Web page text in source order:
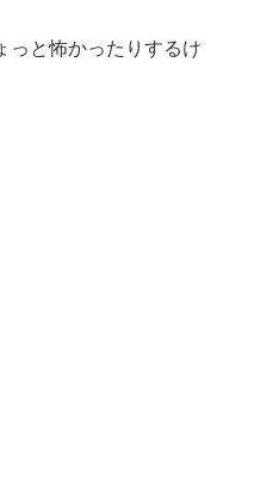
っと怖かったりするけ